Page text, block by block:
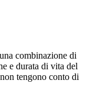
combinazione di
e durata di vita del
tengono conto di